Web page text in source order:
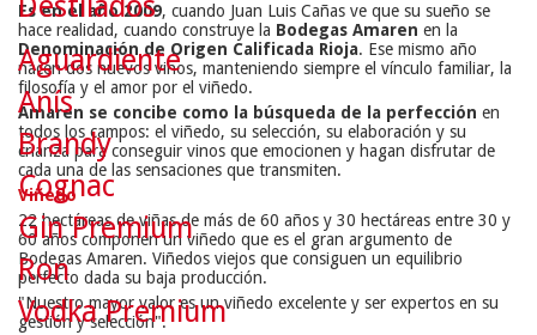
Es enel año 2009, cuando Juan Luis Cañas ve que su sueño se
hace realidad, cuando construye la Bodegas Amaren en la
Denominación de Origen Calificada Rioja. Ese mismo año
nacen dos nuevos vinos, manteniendo siempre el vínculo familiar, la
filosofía y el amor por el viñedo.
Amaren se concibe como la búsqueda de la perfección en
todos los campos: el viñedo, su selección, su elaboración y su
crianza para conseguir vinos que emocionen y hagan disfrutar de
cada una de las sensaciones que transmiten.
Viñedo
22 hectáreas de viñas de más de 60 años y 30 hectáreas entre 30 y
60 años componen un viñedo que es el gran argumento de
Bodegas Amaren. Viñedos viejos que consiguen un equilibrio
perfecto dada su baja producción.
"Nuestro mayor valor es un viñedo excelente y ser expertos en su
gestión y selección".
Aguardiente
Anís
Brandy
Cognac
Gin Premium
Ron
Vodka Premium